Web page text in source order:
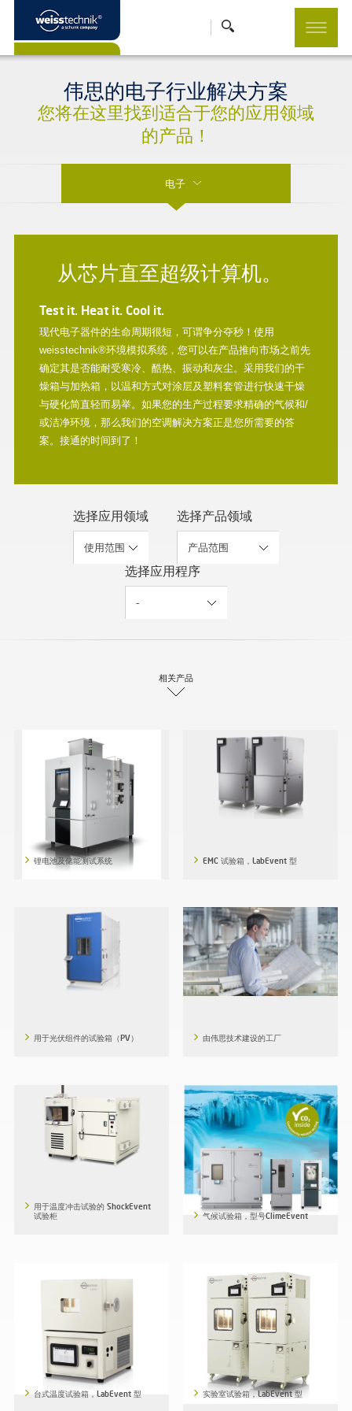
伟思的电子行业解决方案
您将在这里找到适合于您的应用领域
的产品！
电子
从芯片直至超级计算机。
Test it. Heat it. Cool it.
现代电子器件的生命周期很短，可谓争分夺秒！使用
weisstechnik®环境模拟系统，您可以在产品推向市场之前先
确定其是否能耐受寒冷、酷热、振动和灰尘。采用我们的干
燥箱与加热箱，以温和方式对涂层及塑料套管进行快速干燥
与硬化简直轻而易举。如果您的生产过程要求精确的气候和/
或洁净环境，那么我们的空调解决方案正是您所需要的答
案。接通的时间到了！
选择应用领域 选择产品领域
选择应用程序
相关产品
锂电池及储能测试系统 EMC 试验箱，LabEvent 型
用于光伏组件的试验箱（PV） 由伟思技术建设的工厂
用于温度冲击试验的 ShockEvent
试验柜
气候试验箱，型号ClimeEvent
台式温度试验箱，LabEvent 型 实验室试验箱，LabEvent 型